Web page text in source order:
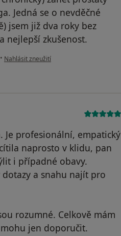
Jedná se o nevděčné
jsem již dva roky bez
nejlepší zkušenost.
• podle názoru uživatele MA
Nahlásit zneužití
Je profesionální, empatický
naprosto v klidu, pan
i případné obavy.
a snahu najít pro
rozumné. Celkově mám
jen doporučit.